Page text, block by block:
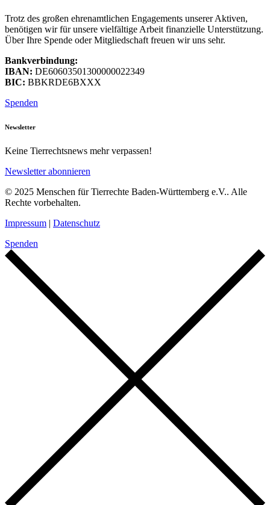
Trotz des großen ehrenamtlichen Engagements unserer Aktiven,
benötigen wir für unsere vielfältige Arbeit finanzielle Unterstützung.
Über Ihre Spende oder Mitgliedschaft freuen wir uns sehr.
Bankverbindung:
IBAN: DE60603501300000022349
BIC: BBKRDE6BXXX
Spenden
Newsletter
Keine Tierrechtsnews mehr verpassen!
Newsletter abonnieren
© 2025 Menschen für Tierrechte Baden-Württemberg e.V.. Alle
Rechte vorbehalten.
Impressum | Datenschutz
Spenden